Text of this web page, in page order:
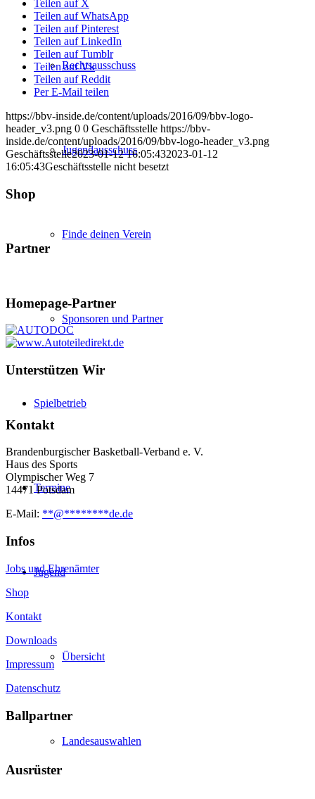
Rechtsausschuss
Jugendausschuss
Finde deinen Verein
Sponsoren und Partner
Spielbetrieb
Termine
Jugend
Übersicht
Landesauswahlen
Teilen auf X
Teilen auf WhatsApp
Teilen auf Pinterest
Teilen auf LinkedIn
Teilen auf Tumblr
Teilen auf Vk
Teilen auf Reddit
Per E-Mail teilen
https://bbv-inside.de/content/uploads/2016/09/bbv-logo-
header_v3.png 0 0 Geschäftsstelle https://bbv-
inside.de/content/uploads/2016/09/bbv-logo-header_v3.png
Geschäftsstelle2023-01-12 16:05:432023-01-12
16:05:43Geschäftsstelle nicht besetzt
Shop
Partner
Homepage-Partner
Unterstützen Wir
Kontakt
Brandenburgischer Basketball-Verband e. V.
Haus des Sports
Olympischer Weg 7
14471 Potsdam
E-Mail: **@********de.de
Infos
Jobs und Ehrenämter
Shop
Kontakt
Downloads
Impressum
Datenschutz
Ballpartner
Ausrüster